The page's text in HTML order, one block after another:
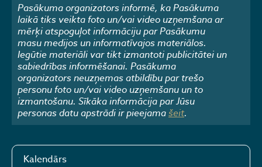
Pasākuma organizators informē, ka Pasākuma
laikā tiks veikta foto un/vai video uzņemšana ar
mērķi atspoguļot informāciju par Pasākumu
masu medijos un informatīvajos materiālos.
Iegūtie materiāli var tikt izmantoti publicitātei un
sabiedrības informēšanai. Pasākuma
organizators neuzņemas atbildību par trešo
personu foto un/vai video uzņemšanu un to
izmantošanu. Sīkāka informācija par Jūsu
personas datu apstrādi ir pieejamašeit.
Kalendārs